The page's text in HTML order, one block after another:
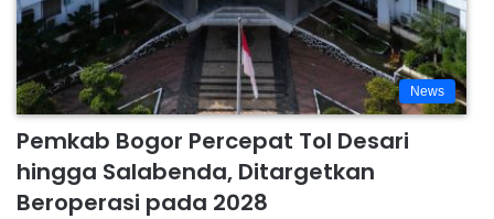
News
Pemkab Bogor Percepat Tol Desari
hingga Salabenda, Ditargetkan
Beroperasi pada 2028